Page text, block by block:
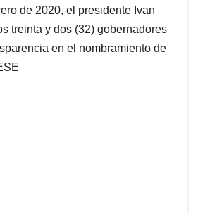
de 2020, el presidente Ivan
treinta y dos (32) gobernadores
en el nombramiento de